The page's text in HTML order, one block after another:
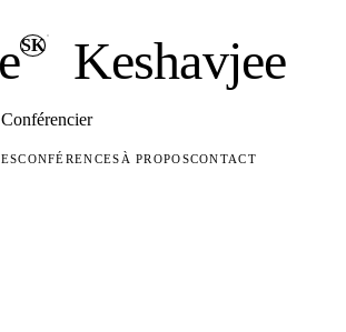
SK Keshavjee
CONFÉRENCES À PROPOSCONTACT